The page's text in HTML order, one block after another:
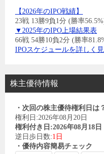
【2026年のIPO戦績】
23戦 13勝9負1分 (勝率
▼2025年のIPO上場結果表
66戦 54勝10負2分 (勝率
IPOスケジュールを詳しく
株主優待情報
・次回の株主優待権利日は
権利日:2026年08月20日
権利付き日:2026年08月18日
逆日歩日数:1日
・優待内容簡易チェック